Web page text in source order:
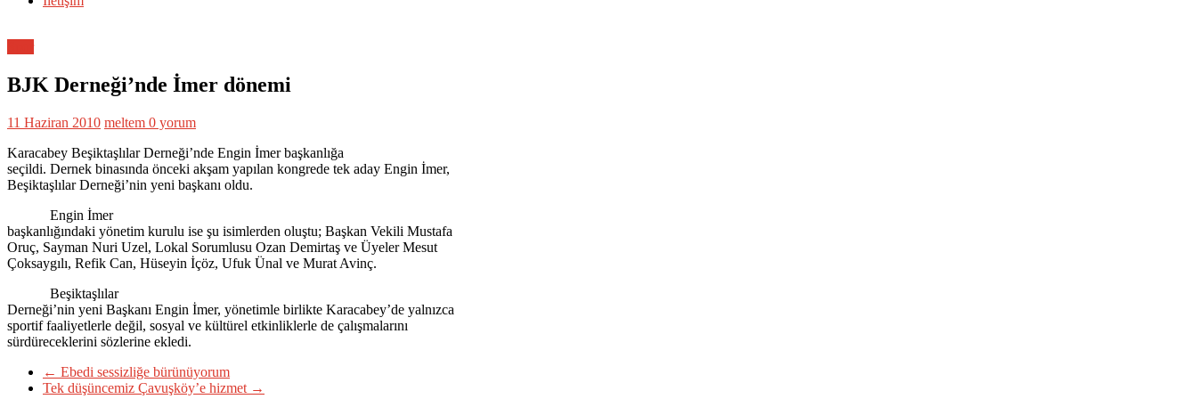
BJK Derneği’nde İmer dönemi
11 Haziran 2010 meltem 0 yorum
Karacabey Beşiktaşlılar Derneği’nde Engin İmer başkanlığa
seçildi. Dernek binasında önceki akşam yapılan kongrede tek aday Engin İmer,
Beşiktaşlılar Derneği’nin yeni başkanı oldu.
Engin İmer
başkanlığındaki yönetim kurulu ise şu isimlerden oluştu; Başkan Vekili Mustafa
Oruç, Sayman Nuri Uzel, Lokal Sorumlusu Ozan Demirtaş ve Üyeler Mesut
Çoksaygılı, Refik Can, Hüseyin İçöz, Ufuk Ünal ve Murat Avinç.
Beşiktaşlılar
Derneği’nin yeni Başkanı Engin İmer, yönetimle birlikte Karacabey’de yalnızca
sportif faaliyetlerle değil, sosyal ve kültürel etkinliklerle de çalışmalarını
sürdüreceklerini sözlerine ekledi.
← Ebedi sessizliğe bürünüyorum
Tek düşüncemiz Çavuşköy’e hizmet →